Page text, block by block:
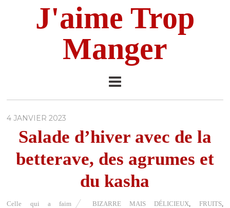
J'aime Trop
Manger
4 JANVIER 2023
Salade d’hiver avec de la
betterave, des agrumes et
du kasha
Celle qui a faim BIZARRE MAIS DÉLICIEUX FRUITS,